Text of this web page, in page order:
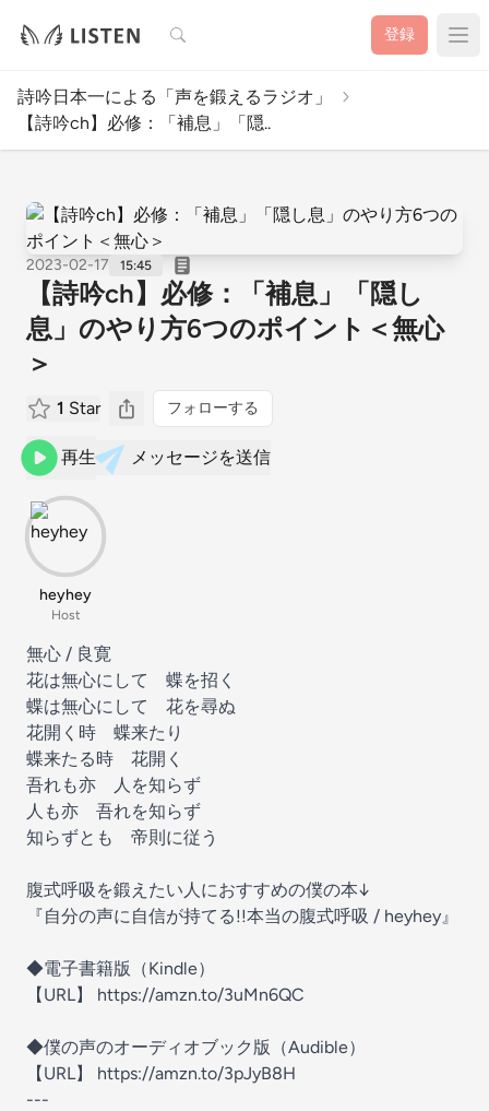
検索 登録
詩吟日本一による「声を鍛えるラジオ」
【詩吟ch】必修：「補息」「隠..
2023-02-17 15:45
【詩吟ch】必修：「補息」「隠し
息」のやり方6つのポイント＜無心
＞
1 Star フォローする
再生 メッセージを送信
heyhey
Host
無心 / 良寛
花は無心にして 蝶を招く
蝶は無心にして 花を尋ぬ
花開く時 蝶来たり
蝶来たる時 花開く
吾れも亦 人を知らず
人も亦 吾れを知らず
知らずとも 帝則に従う
腹式呼吸を鍛えたい人におすすめの僕の本↓
『自分の声に自信が持てる!!本当の腹式呼吸 / heyhey』
◆電子書籍版（Kindle）
【URL】 https://amzn.to/3uMn6QC
◆僕の声のオーディオブック版（Audible）
【URL】 https://amzn.to/3pJyB8H
---